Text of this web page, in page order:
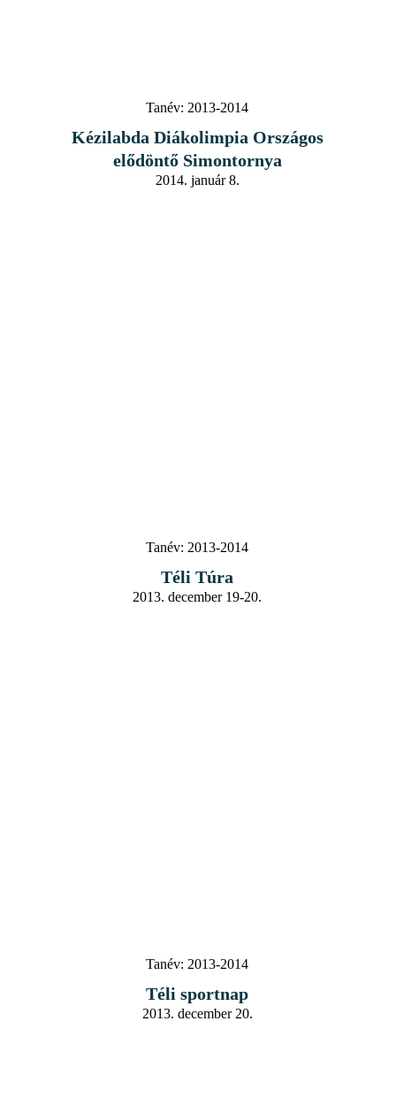
Tanév: 2013-2014
Kézilabda Diákolimpia Országos
elődöntő Simontornya
2014. január 8.
Tanév: 2013-2014
Téli Túra
2013. december 19-20.
Tanév: 2013-2014
Téli sportnap
2013. december 20.